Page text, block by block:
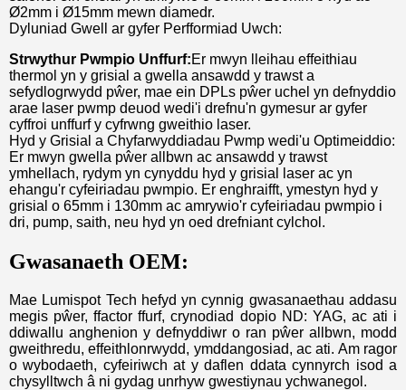
Ø2mm i Ø15mm mewn diamedr.
Dyluniad Gwell ar gyfer Perfformiad Uwch:
Strwythur Pwmpio Unffurf:Er mwyn lleihau effeithiau
thermol yn y grisial a gwella ansawdd y trawst a
sefydlogrwydd pŵer, mae ein DPLs pŵer uchel yn defnyddio
arae laser pwmp deuod wedi'i drefnu'n gymesur ar gyfer
cyffroi unffurf y cyfrwng gweithio laser.
Hyd y Grisial a Chyfarwyddiadau Pwmp wedi'u Optimeiddio:
Er mwyn gwella pŵer allbwn ac ansawdd y trawst
ymhellach, rydym yn cynyddu hyd y grisial laser ac yn
ehangu'r cyfeiriadau pwmpio. Er enghraifft, ymestyn hyd y
grisial o 65mm i 130mm ac amrywio'r cyfeiriadau pwmpio i
dri, pump, saith, neu hyd yn oed drefniant cylchol.
Gwasanaeth OEM:
Mae Lumispot Tech hefyd yn cynnig gwasanaethau addasu
megis pŵer, ffactor ffurf, crynodiad dopio ND: YAG, ac ati i
ddiwallu anghenion y defnyddiwr o ran pŵer allbwn, modd
gweithredu, effeithlonrwydd, ymddangosiad, ac ati. Am ragor
o wybodaeth, cyfeiriwch at y daflen ddata cynnyrch isod a
chysylltwch â ni gydag unrhyw gwestiynau ychwanegol.